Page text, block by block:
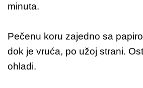
minuta.
Pečenu koru zajedno sa
dok je vruća, po užoj strani.
ohladi.